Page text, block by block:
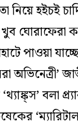
হইচই
ঘোরাফেরা
পাওয়া
অভিনেত্রী’
বলা